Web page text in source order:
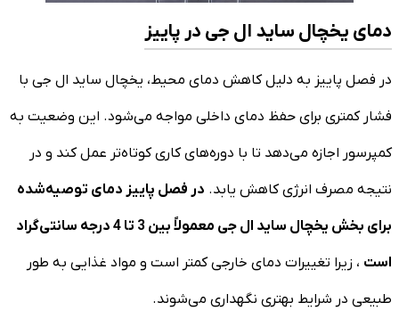
دمای یخچال ساید ال جی در پاییز
در فصل پاییز به دلیل کاهش دمای محیط، یخچال ساید ال جی با
فشار کمتری برای حفظ دمای داخلی مواجه می‌شود. این وضعیت به
کمپرسور اجازه می‌دهد تا با دوره‌های کاری کوتاه‌تر عمل کند و در
نتیجه مصرف انرژی کاهش یابد. در فصل پاییز دمای توصیه‌شده
برای بخش یخچال ساید ال جی معمولاً بین 3 تا 4 درجه سانتی‌گراد
است ، زیرا تغییرات دمای خارجی کمتر است و مواد غذایی به طور
طبیعی در شرایط بهتری نگهداری می‌شوند.